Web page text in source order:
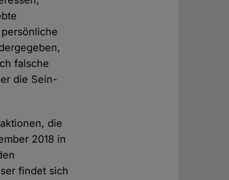
falsche
die Sein-
die
2018 in
findet sich